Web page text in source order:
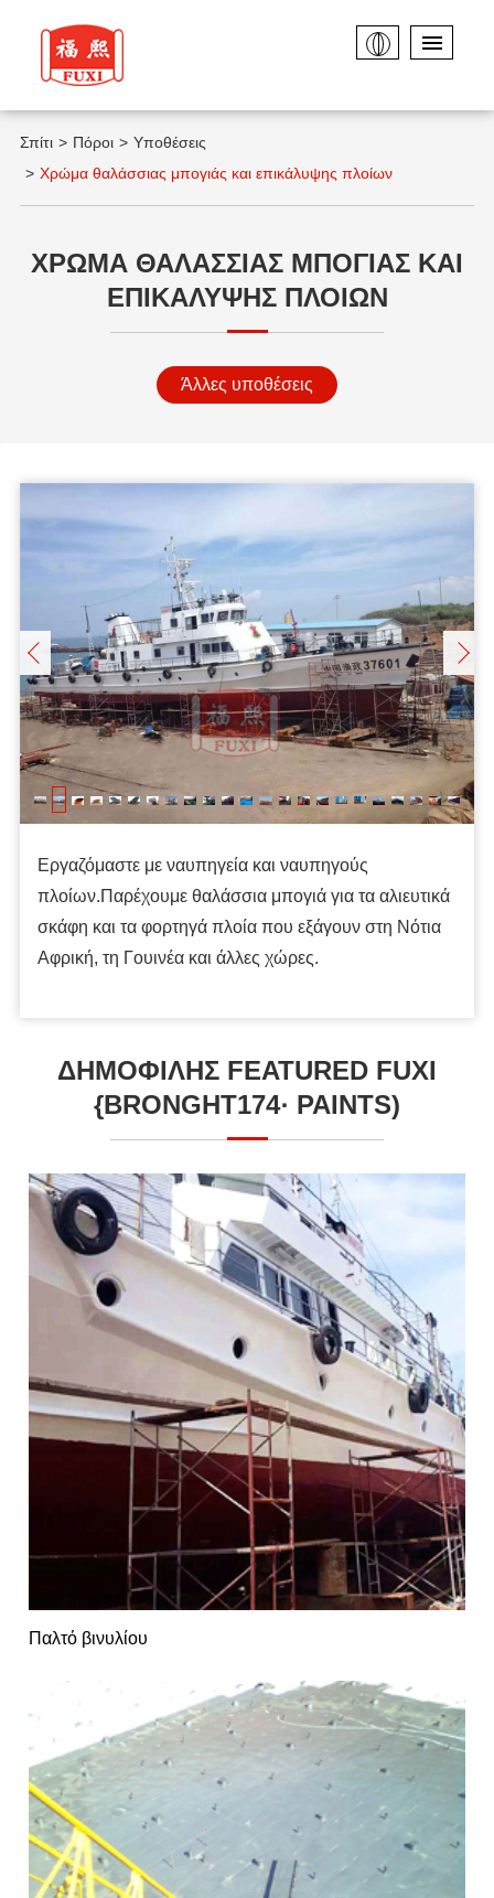
Σπίτι Πόροι
Υποθέσεις
Χρώμα θαλάσσιας μπογιάς και επικάλυψης πλοίων
ΧΡΏΜΑ ΘΑΛΆΣΣΙΑΣ ΜΠΟΓΙΆΣ ΚΑΙ
ΕΠΙΚΆΛΥΨΗΣ ΠΛΟΊΩΝ
Άλλες υποθέσεις
Εργαζόμαστε με ναυπηγεία και ναυπηγούς
πλοίων.Παρέχουμε θαλάσσια μπογιά για τα αλιευτικά
σκάφη και τα φορτηγά πλοία που εξάγουν στη Νότια
Αφρική, τη Γουινέα και άλλες χώρες.
ΔΗΜΟΦΙΛΉΣ FEATURED FUXI
{BRONGHT174· PAINTS)
Παλτό βινυλίου